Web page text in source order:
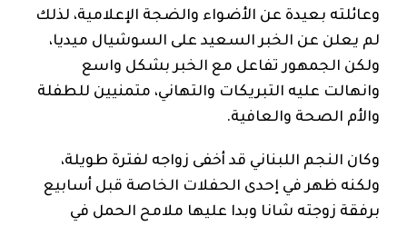
وعائلته بعيدة عن الأضواء والضجة الإعلامية، لذلك
لم يعلن عن الخبر السعيد على السوشيال ميديا،
ولكن الجمهور تفاعل مع الخبر بشكل واسع
وانهالت عليه التبريكات والتهاني، متمنيين للطفلة
والأم الصحة والعافية.
وكان النجم اللبناني قد أخفى زواجه لفترة طويلة،
ولكنه ظهر في إحدى الحفلات الخاصة قبل أسابيع
برفقة زوجته شانا وبدا عليها ملامح الحمل في